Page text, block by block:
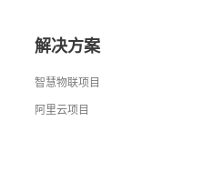
解决方案
智慧物联项目
阿里云项目